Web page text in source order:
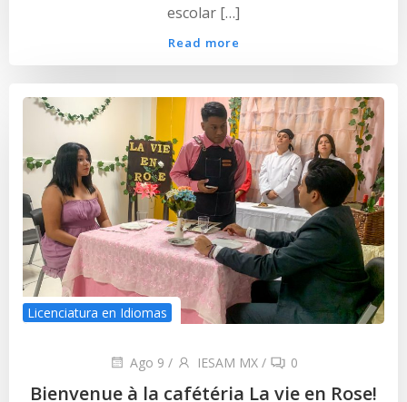
escolar […]
Read more
Licenciatura en Idiomas
Ago 9 / IESAM MX / 0
Bienvenue à la cafétéria La vie en Rose!